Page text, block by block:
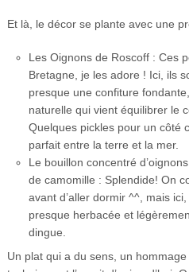
Et là, le décor se plante avec une
Les Oignons de Roscoff : Ces
Bretagne, je les adore ! Ici, ils
presque une confiture
naturelle qui vient équilibrer le
Quelques pickles pour un côté
parfait entre la terre et la mer.
Le bouillon concentré
de camomille : Splendide! On
avant d’aller dormir ^^, mais
presque herbacée et
dingue.
Un plat qui a du sens, un